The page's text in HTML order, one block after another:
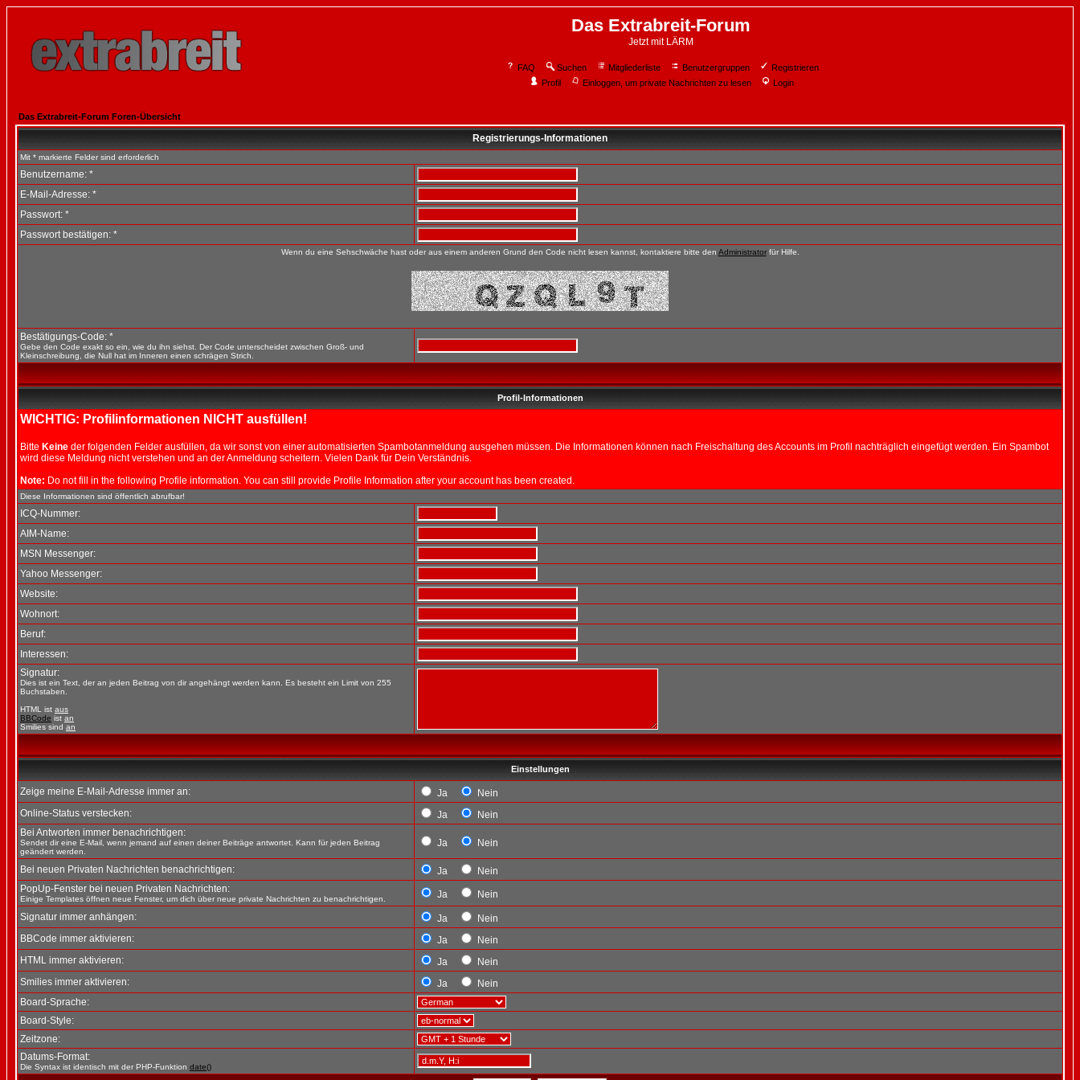
Das Extrabreit-Forum
Jetzt mit LÄRM
FAQ Suchen Mitgliederliste Benutzergruppen
Registrieren
Profil
Einloggen, um private Nachrichten zu lesen Login
Das Extrabreit-Forum Foren-Übersicht
Registrierungs-Informationen
Mit * markierte Felder sind erforderlich
Benutzername: *
E-Mail-Adresse: *
Passwort: *
Passwort bestätigen: *
Wenn du eine Sehschwäche hast oder aus einem anderen Grund den Code nicht lesen kannst, kontaktiere bitte den Administratorfür Hilfe.
Bestätigungs-Code: *
Gebe den Code exakt so ein, wie du ihn siehst. Der Code unterscheidet zwischen Groß- und
Kleinschreibung, die Null hat im Inneren einen schrägen Strich.
Profil-Informationen
WICHTIG: Profilinformationen NICHT ausfüllen!
Bitte Keine der folgenden Felder ausfüllen, da wir sonst von einer automatisierten Spambotanmeldung ausgehen müssen. Die Informationen können nach Freischaltung des Accounts im Profil nachträglich eingefügt werden. Ein Spambot
wird diese Meldung nicht verstehen und an der Anmeldung scheitern. Vielen Dank für Dein Verständnis.
Note: Do not fill in the following Profile information. You can still provide Profile Information after your account has been created.
Diese Informationen sind öffentlich abrufbar!
ICQ-Nummer:
AIM-Name:
MSN Messenger:
Yahoo Messenger:
Website:
Wohnort:
Beruf:
Interessen:
Signatur:
Dies ist ein Text, der an jeden Beitrag von dir angehängt werden kann. Es besteht ein Limit von 255
Buchstaben.
HTML ist aus
BBCode ist an
Smilies sind an
Einstellungen
Zeige meine E-Mail-Adresse immer an: Ja
Nein
Online-Status verstecken:
Ja
Nein
Bei Antworten immer benachrichtigen:
Sendet dir eine E-Mail, wenn jemand auf einen deiner Beiträge antwortet. Kann für jeden Beitrag
geändert werden.
Ja Nein
Bei neuen Privaten Nachrichten benachrichtigen: Ja
Nein
PopUp-Fenster bei neuen Privaten Nachrichten:
Einige Templates öffnen neue Fenster, um dich über neue private Nachrichten zu benachrichtigen. Ja
Nein
Signatur immer anhängen:
Ja
Nein
BBCode immer aktivieren:
Ja
Nein
HTML immer aktivieren:
Ja
Nein
Smilies immer aktivieren:
Ja
Nein
Board-Sprache:
Board-Style:
Zeitzone:
Datums-Format:
Die Syntax ist identisch mit der PHP-Funktion date()